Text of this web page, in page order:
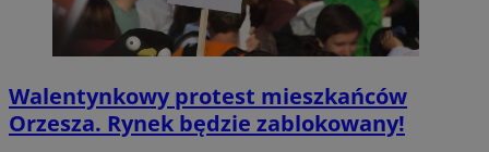
Walentynkowy protest mieszkańców
Orzesza. Rynek będzie zablokowany!